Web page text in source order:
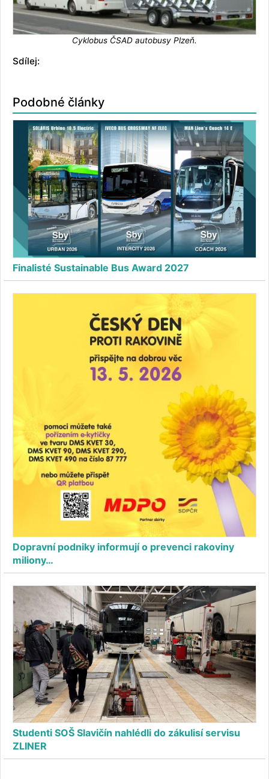
Cyklobus ČSAD autobusy Plzeň.
Sdílej:
Podobné články
Finalisté Sustainable Bus Award 2027
Dopravní podniky informují o prevenci rakoviny
miliony…
Studenti SOŠ Slavičín nahlédli do zákulisí servisu
ZLINER